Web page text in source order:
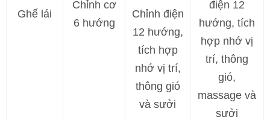
Ghế lái
Chỉnh cơ
6 hướng
Chỉnh điện
12 hướng,
tích hợp
nhớ vị trí,
thông gió
và sưởi
điện 12
hướng, tích
hợp nhớ vị
trí, thông
gió,
massage và
sưởi